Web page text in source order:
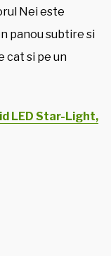
Nei este
panou subtire si
cat si pe un
LED Star-Light,